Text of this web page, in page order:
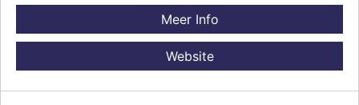
Meer Info
Website